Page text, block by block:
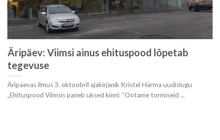
Äripäev: Viimsi ainus ehituspood lõpetab
tegevuse
Äripäevas ilmus 3. oktoobril ajakirjanik Kristel Härma uudislugu
„Ehituspood Viimsis paneb uksed kinni: “Ootame tormiseid ...